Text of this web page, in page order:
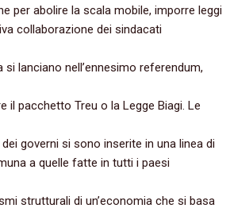
per abolire la scala mobile, imporre leggi
collaborazione dei sindacati
lanciano nell’ennesimo referendum,
il pacchetto Treu o la Legge Biagi. Le
governi si sono inserite in una linea di
a quelle fatte in tutti i paesi
strutturali di un’economia che si basa